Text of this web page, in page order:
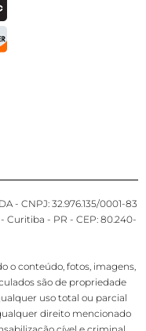
- CNPJ: 32.976.135/0001-83
Curitiba - PR - CEP: 80.240-
o conteúdo, fotos, imagens,
são de propriedade
uso total ou parcial
direito mencionado